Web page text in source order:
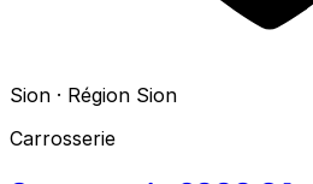
Sion · Région Sion
Carrosserie